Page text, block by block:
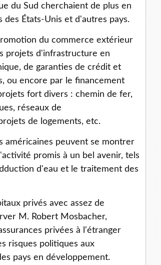
du Sud cherchaient de plus en
États-Unis et d'autres pays.
du commerce extérieur
projets d'infrastructure en
de garanties de crédit et
ou encore par le financement
fort divers : chemin de fer,
réseaux de
de logements, etc.
américaines peuvent se montrer
promis à un bel avenir, tels
d'eau et le traitement des
privés avec assez de
M. Robert Mosbacher,
privées à l'étranger
risques politiques aux
pays en développement.